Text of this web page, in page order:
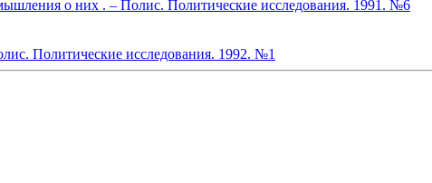
о них . – Полис. Политические исследования. 1991. №6
Политические исследования. 1992. №1